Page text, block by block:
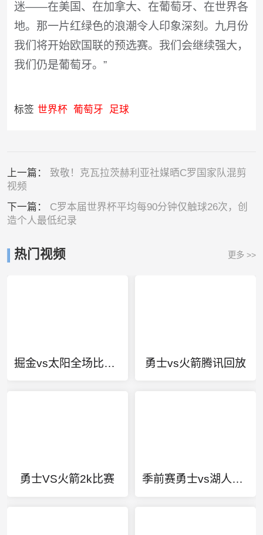
迷——在美国、在加拿大、在葡萄牙、在世界各
地。那一片红绿色的浪潮令人印象深刻。九月份
我们将开始欧国联的预选赛。我们会继续强大，
我们仍是葡萄牙。”
标签 世界杯 葡萄牙 足球
上一篇： 致敬！克瓦拉茨赫利亚社媒晒C罗国家队混剪
视频
下一篇： C罗本届世界杯平均每90分钟仅触球26次，创
造个人最低纪录
热门视频 更多 >>
掘金vs太阳全场比赛回放 勇士vs火箭腾讯回放
勇士VS火箭2k比赛 季前赛勇士vs湖人视频